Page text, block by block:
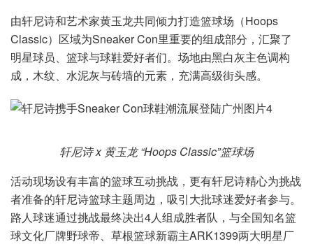
由轩尼诗和艺术家黄玉龙共同倾力打造篮球场（Hoops
Classic）区域为Sneaker Con里重要的组成部分，汇聚了
明星球员、篮球与球鞋爱好者们。场地由黑白灰主色调构
成，木纹、水泥灰与砖墙的元素，充满高级街头感。
轩尼诗 x 黄玉龙 “Hoops Classic”篮球场
活动现场设有丰富的篮球互动挑战，更有轩尼诗精心为挑战
者准备的轩尼诗篮球主题周边，吸引大批球迷爱好者参与。
路人球迷通过挑战最终决出4人组成胜者队，与全国知名篮
球文化厂牌野球帝、草根篮球新霸主ARK1399两大明星厂